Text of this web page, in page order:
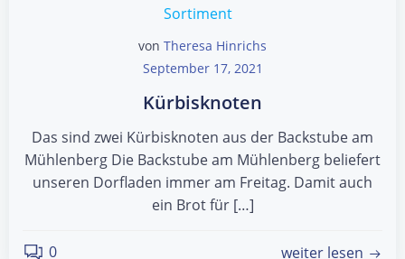
Sortiment
von Theresa Hinrichs
September 17, 2021
Kürbisknoten
Das sind zwei Kürbisknoten aus der Backstube am
Mühlenberg Die Backstube am Mühlenberg beliefert
unseren Dorfladen immer am Freitag. Damit auch
ein Brot für […]
0 weiter lesen